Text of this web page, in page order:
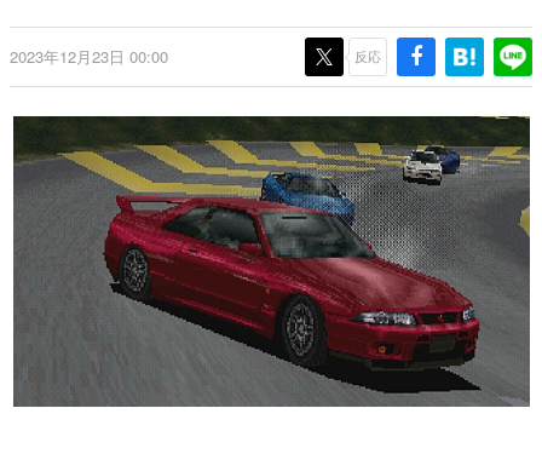
なんでゲームは面白い？
ゲーム開発者・hamatsu氏がゲームの魅力を画面や操作の
具体的な形から解き明かしていく、硬派で骨太な評論連載
ゲームが変えた日本語
「経験値」「裏技」「ラスボス」… ゲームにまつわる言葉
の起源や用法の変遷を、コンピューター文化史研究家・タ
イニーP氏が徹底調査。
カテゴリ
特集記事
女性向け
2023年12月23日 00:00 反応